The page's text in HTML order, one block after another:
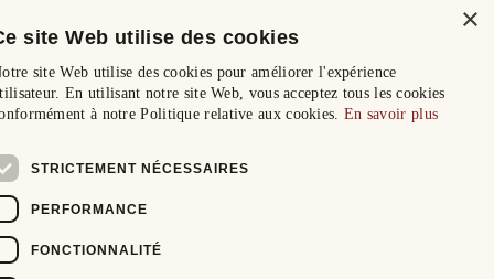
×
site Web utilise des cookies
site Web utilise des cookies pour améliorer l'expérience
En utilisant notre site Web, vous acceptez tous les cookies
à notre Politique relative aux cookies. En savoir plus
STRICTEMENT NÉCESSAIRES
PERFORMANCE
FONCTIONNALITÉ